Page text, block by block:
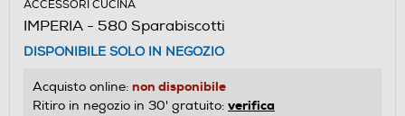
ACCESSORI CUCINA
IMPERIA - 580 Sparabiscotti
DISPONIBILE SOLO IN NEGOZIO
Acquisto online: non disponibile
Ritiro in negozio in 30' gratuito: verifica